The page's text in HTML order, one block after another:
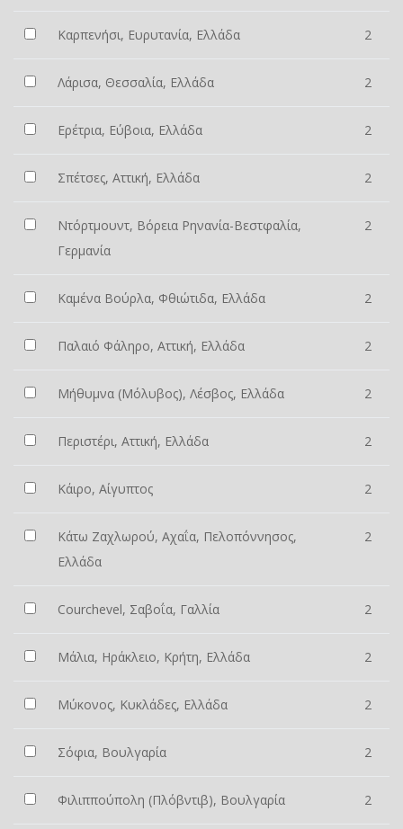
Καρπενήσι, Ευρυτανία, Ελλάδα 2
Λάρισα, Θεσσαλία, Ελλάδα 2
Ερέτρια, Εύβοια, Ελλάδα 2
Σπέτσες, Αττική, Ελλάδα 2
Ντόρτμουντ, Βόρεια Ρηνανία-Βεστφαλία,
Γερμανία
2
Καμένα Βούρλα, Φθιώτιδα, Ελλάδα 2
Παλαιό Φάληρο, Αττική, Ελλάδα 2
Μήθυμνα (Μόλυβος), Λέσβος, Ελλάδα 2
Περιστέρι, Αττική, Ελλάδα 2
Κάιρο, Αίγυπτος 2
Κάτω Ζαχλωρού, Αχαΐα, Πελοπόννησος,
Ελλάδα
2
Courchevel, Σαβοΐα, Γαλλία 2
Μάλια, Ηράκλειο, Κρήτη, Ελλάδα 2
Μύκονος, Κυκλάδες, Ελλάδα 2
Σόφια, Βουλγαρία 2
Φιλιππούπολη (Πλόβντιβ), Βουλγαρία 2